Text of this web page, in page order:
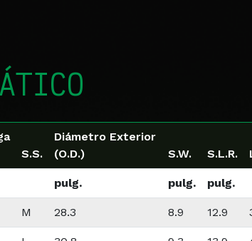
S.S.
Diámetro Exterior
(O.D.)
S.W. S.L.R.
pulg. pulg. pulg.
M 28.3 8.9 12.9